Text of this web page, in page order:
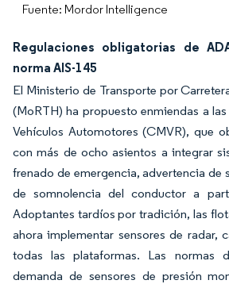
Fuente: Mordor Intelligence
Regulaciones obligatorias de
norma AIS-145
El Ministerio de Transporte por
(MoRTH) ha propuesto enmiendas a
Vehículos Automotores (CMVR), que
con más de ocho asientos a integrar
frenado de emergencia, advertencia de
de somnolencia del conductor a
Adoptantes tardíos por tradición, las
ahora implementar sensores de radar,
todas las plataformas. Las normas
demanda de sensores de presión